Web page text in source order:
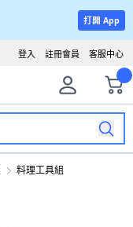
打開 App
客服中心
註冊會員
登入
料理工具組